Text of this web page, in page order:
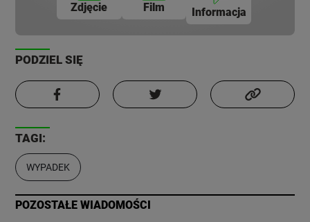
Zdjęcie Film Informacja
PODZIEL SIĘ
TAGI:
WYPADEK
POZOSTAŁE WIADOMOŚCI